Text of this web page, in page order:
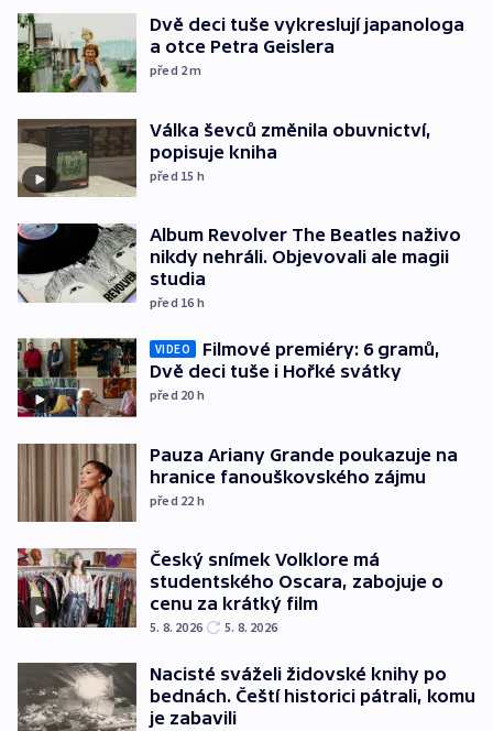
Dvě deci tuše vykreslují japanologa
a otce Petra Geislera
před 2m
Válka ševců změnila obuvnictví,
popisuje kniha
před 15 h
Album Revolver The Beatles naživo
nikdy nehráli. Objevovali ale magii
studia
před 16 h
VIDEO
Filmové premiéry: 6 gramů,
Dvě deci tuše i Hořké svátky
před 20 h
Pauza Ariany Grande poukazuje na
hranice fanouškovského zájmu
před 22 h
Český snímek Volklore má
studentského Oscara, zabojuje o
cenu za krátký film
5. 8. 2026 5. 8. 2026
Nacisté sváželi židovské knihy po
bednách. Čeští historici pátrali, komu
je zabavili